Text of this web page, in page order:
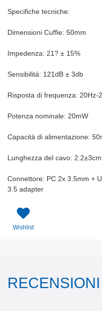
Specifiche tecniche:
Dimensioni Cuffie: 50mm
Impedenza: 21? ± 15%
Sensibilità: 121dB ± 3db
Risposta di frequenza: 20Hz-
Potenza nominale: 20mW
Capacità di alimentazione:
Lunghezza del cavo: 2.2±3cm
Connettore: PC 2x 3.5mm +
3.5 adapter
Wishlist
RECENSIONI